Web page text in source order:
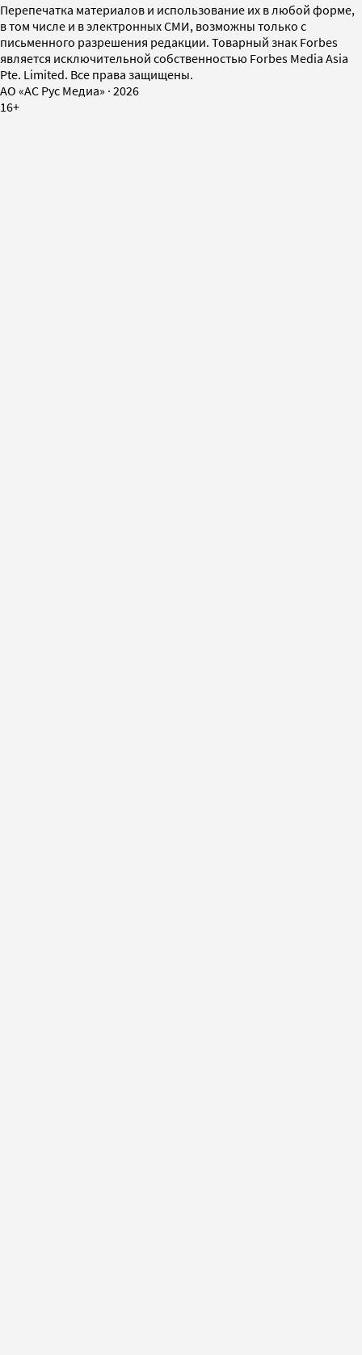
Перепечатка материалов и использование их в любой форме,
в том числе и в электронных СМИ, возможны только с
письменного разрешения редакции. Товарный знак Forbes
является исключительной собственностью Forbes Media Asia
Pte. Limited. Все права защищены.
AO «АС Рус Медиа» · 2026
16+